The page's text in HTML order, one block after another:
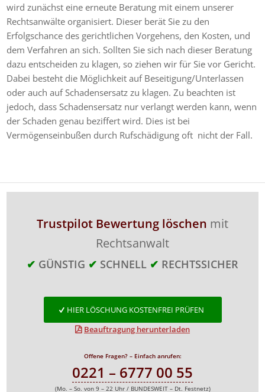
wird zunächst eine erneute Beratung mit einem unserer
Rechtsanwälte organisiert. Dieser berät Sie zu den
Erfolgschance des gerichtlichen Vorgehens, den Kosten, und
dem Verfahren an sich. Sollten Sie sich nach dieser Beratung
dazu entscheiden zu klagen, so ziehen wir für Sie vor Gericht.
Dabei besteht die Möglichkeit auf Beseitigung/Unterlassen
oder auch auf Schadensersatz zu klagen. Zu beachten ist
jedoch, dass Schadensersatz nur verlangt werden kann, wenn
der Schaden genau beziffert wird. Dies ist bei
Vermögenseinbußen durch Rufschädigung oft nicht der Fall.
Trustpilot Bewertung löschen mit
Rechtsanwalt
✔ GÜNSTIG ✔ SCHNELL ✔ RECHTSSICHER
HIER LÖSCHUNG KOSTENFREI PRÜFEN
Beauftragung herunterladen
Offene Fragen? – Einfach anrufen:
0221 – 6777 00 55
(Mo. – So. von 9 – 22 Uhr / BUNDESWEIT – Dt. Festnetz)